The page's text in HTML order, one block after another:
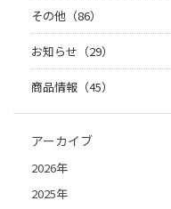
その他（86）
お知らせ（29）
商品情報（45）
アーカイブ
2026年
2025年